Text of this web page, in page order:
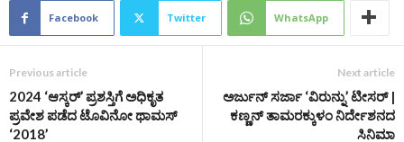
Facebook Twitter WhatsApp
Previous article
2024 ‘ಆಸ್ಕರ್‌’ ಪ್ರಶಸ್ತಿಗೆ ಅಧಿಕೃತ
ಪ್ರವೇಶ ಪಡೆದ ಟೊವಿನೋ ಥಾಮಸ್
‘2018’
Next article
ಅರ್ಜುನ್ ಸರ್ಜಾ ‘ವಿರುನ್ನು’ ಟೀಸರ್‌ |
ಕಣ್ಣನ್ ತಾಮರಕ್ಕುಳಂ ನಿರ್ದೇಶನದ
ಸಿನಿಮಾ